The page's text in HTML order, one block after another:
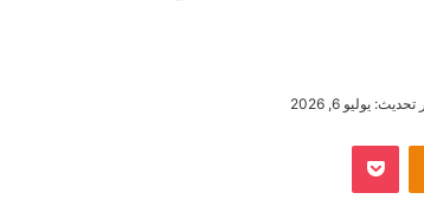
يوليو 6, 2026